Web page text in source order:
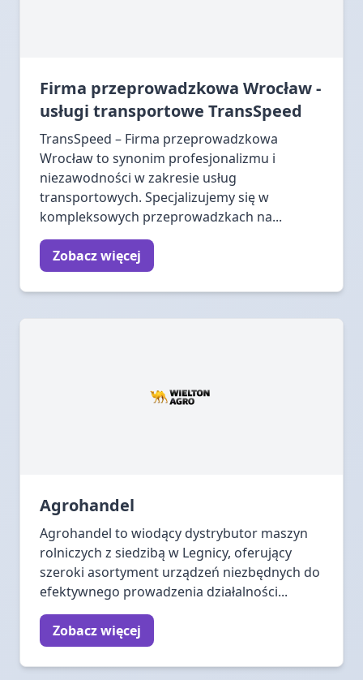
Firma przeprowadzkowa Wrocław -
usługi transportowe TransSpeed
TransSpeed – Firma przeprowadzkowa
Wrocław to synonim profesjonalizmu i
niezawodności w zakresie usług
transportowych. Specjalizujemy się w
kompleksowych przeprowadzkach na...
Zobacz więcej
Agrohandel
Agrohandel to wiodący dystrybutor maszyn
rolniczych z siedzibą w Legnicy, oferujący
szeroki asortyment urządzeń niezbędnych do
efektywnego prowadzenia działalności...
Zobacz więcej